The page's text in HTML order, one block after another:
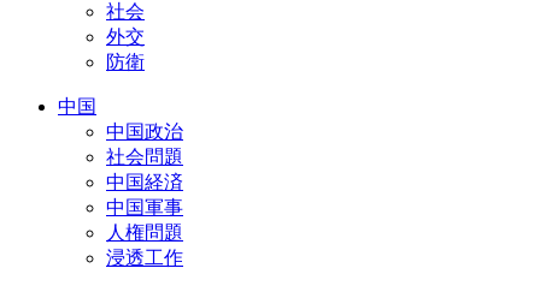
社会
外交
防衛
中国
中国政治
社会問題
中国経済
中国軍事
人権問題
浸透工作